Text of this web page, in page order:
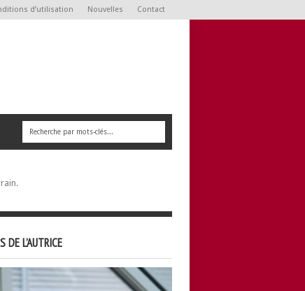
d’utilisation Nouvelles Contact
DE L’AUTRICE